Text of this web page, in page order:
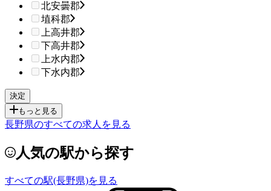
北安曇郡
埴科郡
上高井郡
下高井郡
上水内郡
下水内郡
もっと見る
長野県のすべての求人を見る
人気の駅から探す
すべての駅(長野県)を見る